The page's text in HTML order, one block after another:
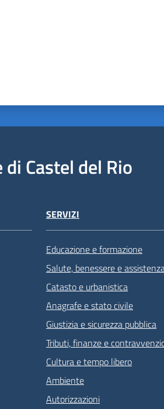
di Castel del Rio
SERVIZI
Educazione e formazione
Salute, benessere e
Catasto e urbanistica
Anagrafe e stato civile
Giustizia e sicurezza pubblica
Tributi, finanze e
Cultura e tempo libero
Ambiente
Autorizzazioni